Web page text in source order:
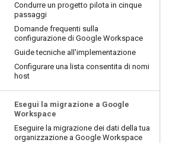
Condurre un progetto pilota in cinque
passaggi
Domande frequenti sulla
configurazione di Google Workspace
Guide tecniche all'implementazione
Configurare una lista consentita di nomi
host
Esegui la migrazione a Google
Workspace
Eseguire la migrazione dei dati della tua
organizzazione a Google Workspace